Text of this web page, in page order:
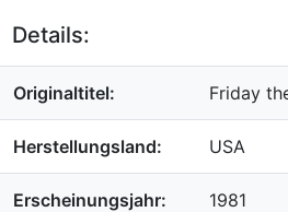
Details:
Originaltitel: Friday
Herstellungsland: USA
Erscheinungsjahr: 1981